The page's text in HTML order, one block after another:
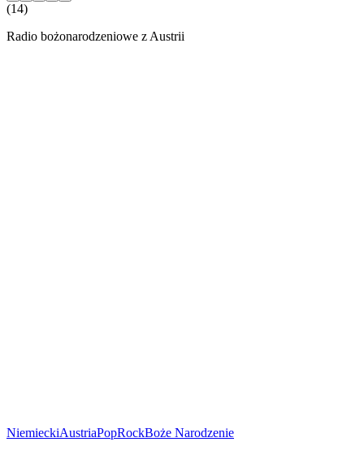
(14)
Radio bożonarodzeniowe z Austrii
NiemieckiAustriaPopRockBoże Narodzenie